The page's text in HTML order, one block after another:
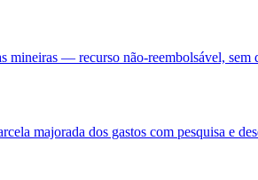
— recurso não-reembolsável,
majorada dos gastos com pesquisa e